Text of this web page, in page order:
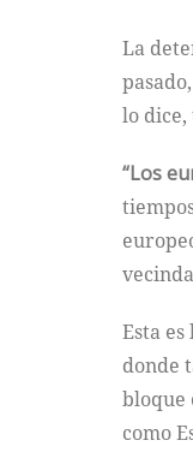
La
lo
“Los
Esta
donde
bloque
como